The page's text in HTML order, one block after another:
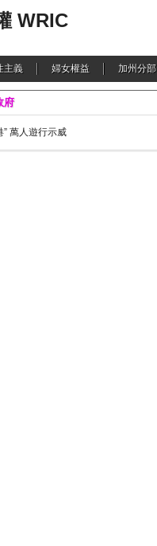
主義 婦女權益 加州分部
府
” 萬人遊行示威